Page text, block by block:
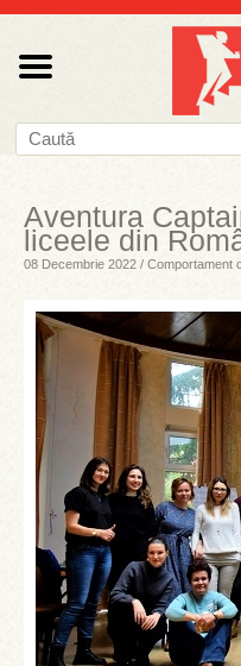
Aventura
liceele din
08 Decembrie 2022 / Comportament